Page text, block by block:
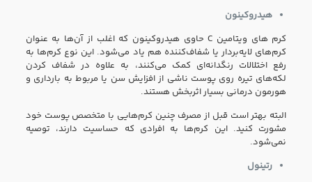
هیدروکینون
کرم های ویتامین C حاوی هیدروکینون که اغلب از آن‌ها به عنوان
کرم‌های لایه‌بردار یا شفاف‌کننده هم یاد می‌شود. این نوع کرم‌ها به
رفع اختلالات رنگدانه‌ای کمک می‌کنند، به علاوه در شفاف کردن
لکه‌های تیره روی پوست ناشی از افزایش سن یا مربوط به بارداری و
هورمون درمانی بسیار اثربخش هستند.
البته بهتر است قبل از مصرف چنین کرم‌هایی با متخصص پوست خود
مشورت کنید. این کرم‌ها به افرادی که حساسیت دارند، توصیه
نمی‌شود.
رتینول